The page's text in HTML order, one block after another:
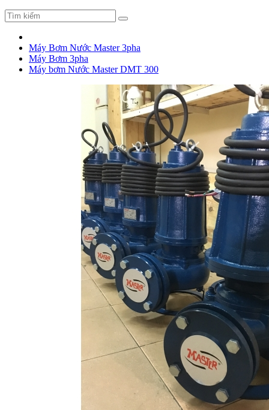
Máy Bơm Nước Master 3pha
Máy Bơm 3pha
Máy bơm Nước Master DMT 300